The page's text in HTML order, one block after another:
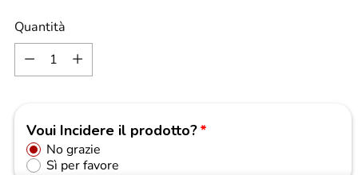
di
listino
Quantità
Quantità
Voui Incidere il prodotto?
No grazie
Sì per favore